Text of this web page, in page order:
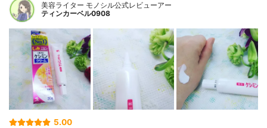
美容ライター モノシル公式レビューアー
ティンカーベル0908
5.00